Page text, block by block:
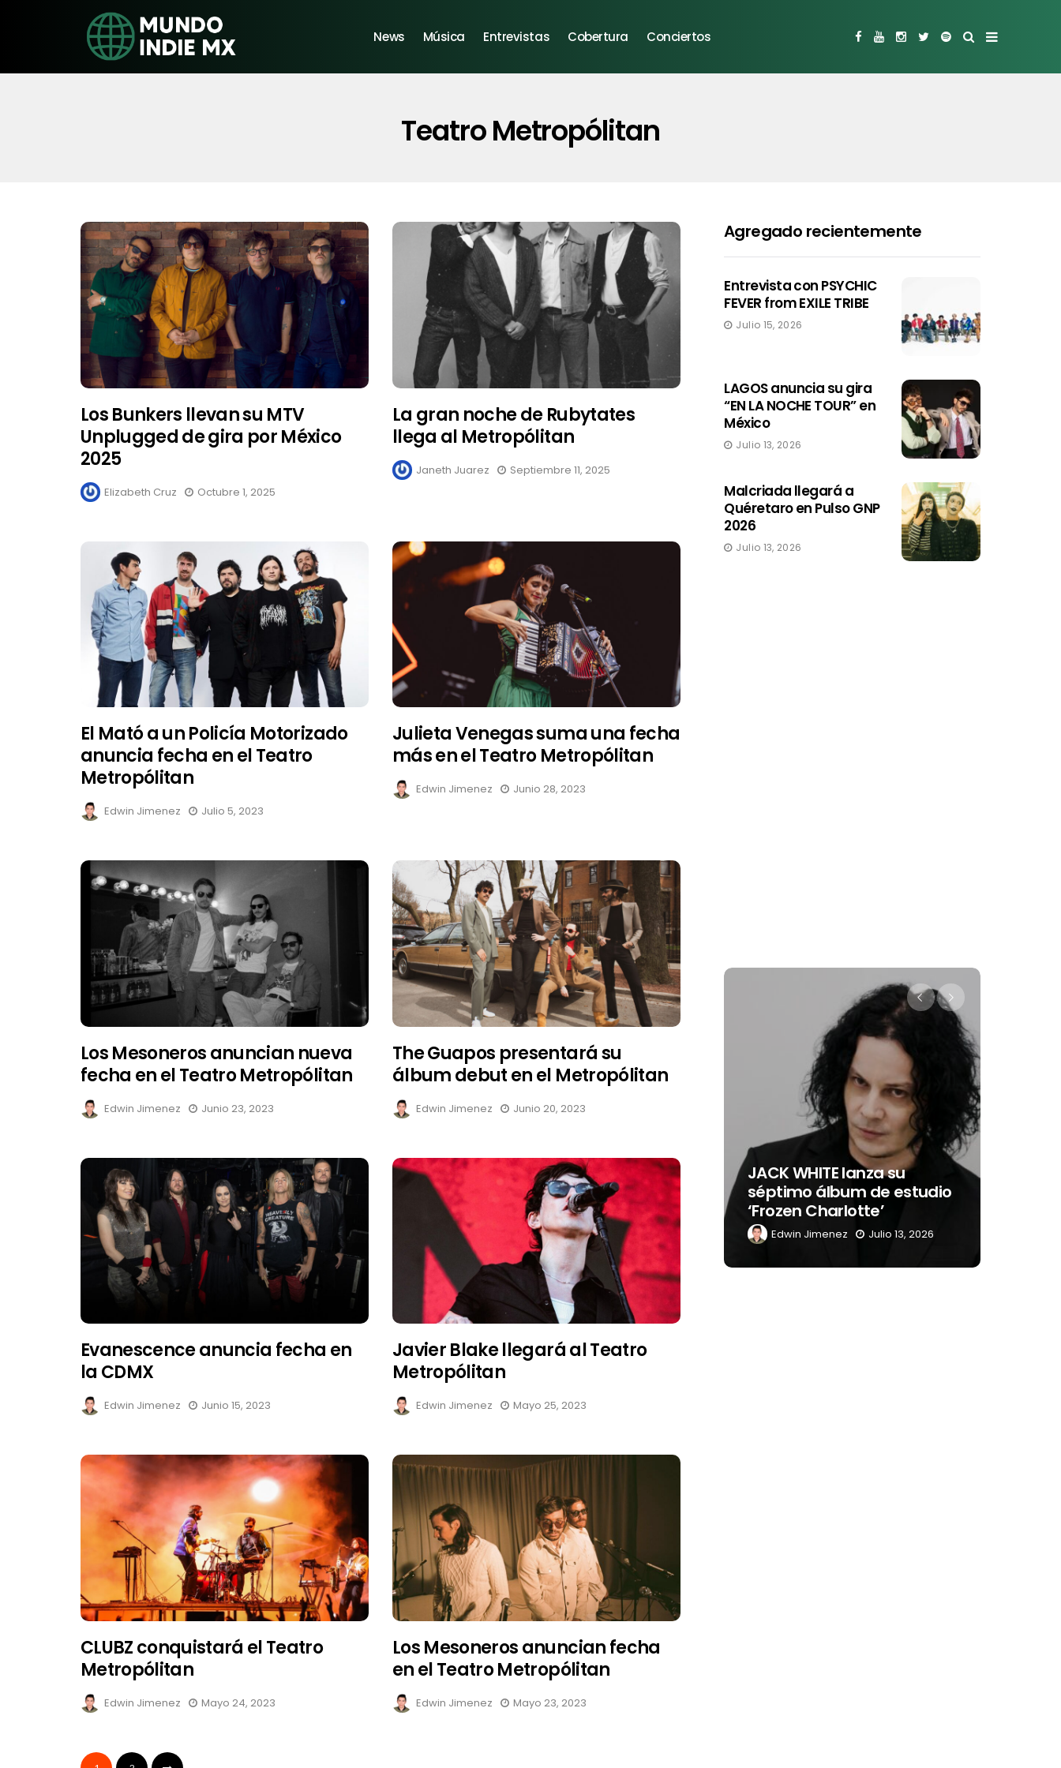
News Música Entrevistas Cobertura Conciertos
Teatro Metropólitan
Los Bunkers llevan su MTV
Unplugged de gira por México
2025
Elizabeth Cruz Octubre 1, 2025
La gran noche de Rubytates
llega al Metropólitan
Janeth Juarez Septiembre 11, 2025
El Mató a un Policía Motorizado
anuncia fecha en el Teatro
Metropólitan
Edwin Jimenez Julio 5, 2023
Julieta Venegas suma una fecha
más en el Teatro Metropólitan
Edwin Jimenez Junio 28, 2023
Los Mesoneros anuncian nueva
fecha en el Teatro Metropólitan
Edwin Jimenez Junio 23, 2023
The Guapos presentará su
álbum debut en el Metropólitan
Edwin Jimenez Junio 20, 2023
Evanescence anuncia fecha en
la CDMX
Edwin Jimenez Junio 15, 2023
Javier Blake llegará al Teatro
Metropólitan
Edwin Jimenez Mayo 25, 2023
CLUBZ conquistará el Teatro
Metropólitan
Edwin Jimenez Mayo 24, 2023
Los Mesoneros anuncian fecha
en el Teatro Metropólitan
Edwin Jimenez Mayo 23, 2023
Agregado recientemente
Entrevista con PSYCHIC
FEVER from EXILE TRIBE
Julio 15, 2026
LAGOS anuncia su gira
“EN LA NOCHE TOUR” en
México
Julio 13, 2026
Malcriada llegará a
Quéretaro en Pulso GNP
2026
Julio 13, 2026
gran celebración sonora
que transformará las
noches de Boca del Río y
Mérida
Edwin Jimenez Julio 13, 2026
JACK WHITE lanza su
séptimo álbum de estudio
‘Frozen Charlotte’
Edwin Jimenez Julio 13, 2026